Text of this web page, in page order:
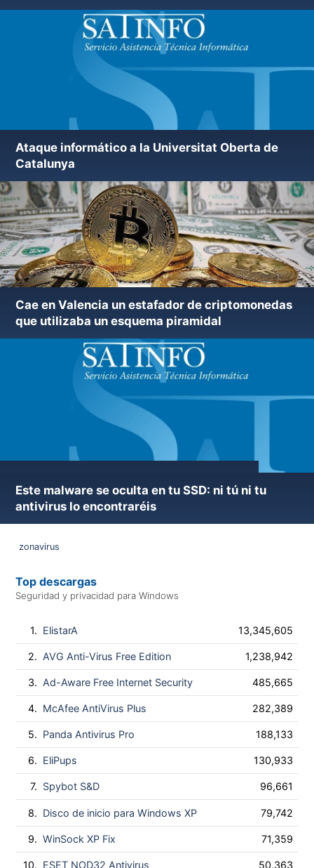
Nueva versión de utilidad ElistarA 47.13
Ataque informático a la Universitat Oberta de
Catalunya
Cae en Valencia un estafador de criptomonedas
que utilizaba un esquema piramidal
Este malware se oculta en tu SSD: ni tú ni tu
antivirus lo encontraréis
zonavirus
Top descargas
Seguridad y privacidad para Windows
1. ElistarA 13,345,605
2. AVG Anti-Virus Free Edition 1,238,942
3. Ad-Aware Free Internet Security 485,665
4. McAfee AntiVirus Plus 282,389
5. Panda Antivirus Pro 188,133
6. EliPups 130,933
7. Spybot S&D 96,661
8. Disco de inicio para Windows XP 79,742
9. WinSock XP Fix 71,359
10. ESET NOD32 Antivirus 50,363